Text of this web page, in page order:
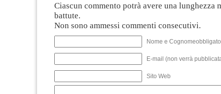
Ciascun commento potrà avere una lunghezza
battute.
Non sono ammessi commenti consecutivi.
Nome e
E-mail (non verrà
Sito Web